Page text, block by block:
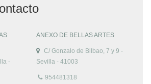
-
ANEXO DE BELLAS ARTES
C/ Gonzalo de Bilbao, 7 y 9 -
Sevilla - 41003
954481318